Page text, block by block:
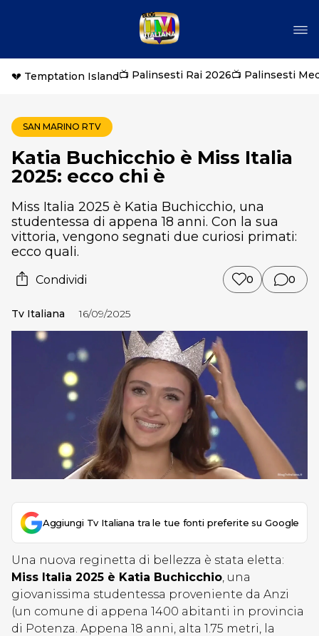
💔 Temptation Island📺 Palinsesti Rai 2026📺 Palinsesti
SAN MARINO RTV
Katia Buchicchio è Miss Italia
2025: ecco chi è
Miss Italia 2025 è Katia Buchicchio, una
studentessa di appena 18 anni. Con la sua
vittoria, vengono segnati due curiosi primati:
ecco quali.
Condividi 0 0
Tv Italiana 16/09/2025
Aggiungi Tv Italiana tra le tue fonti preferite su Google
Una nuova reginetta di bellezza è stata eletta:
Miss Italia 2025 è Katia Buchicchio, una
giovanissima studentessa proveniente da Anzi
(un comune di appena 1400 abitanti in provincia
di Potenza. Appena 18 anni, alta 1.75 metri, la